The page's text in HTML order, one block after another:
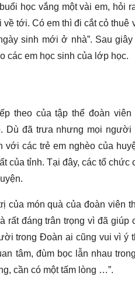
học vắng một vài em, hỏi
tới. Có em thì đi cắt cỏ
sinh mới ở nhà”. Sau
các em học sinh của lớp học.
theo của tập thể đoàn
Dù đã trưa nhưng mọi
với các trẻ em nghèo của
của tỉnh. Tại đây, các tổ
của món quà của đoàn
rất đáng trân trọng vì đã
trong Đoàn ai cũng vui vì ý
tâm, đùm bọc lẫn nhau
cần có một tấm lòng …”.